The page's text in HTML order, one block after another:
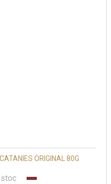
ORIGINAL 80G
stoc